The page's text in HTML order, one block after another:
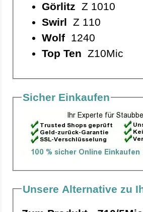
Görlitz Z 1010
Swirl Z 110
Wolf1240
Top Ten Z10Mic
Sicher Einkaufen
Unsere Alternative zu